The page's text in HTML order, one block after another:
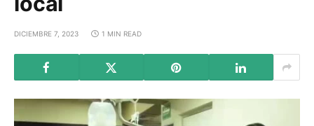
DICIEMBRE 7, 2023 1 MIN READ